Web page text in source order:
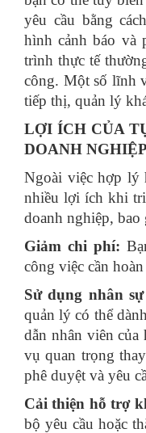
yêu cầu bằng
hình cảnh báo và
trình thực tế
công. Một số lĩnh
tiếp thị, quản lý
LỢI ÍCH CỦA
DOANH NGHIỆP
Ngoài việc hợp lý
nhiều lợi ích khi
doanh nghiệp, bao
Giảm chi phí:
công việc cần
Sử dụng nhân
quản lý có thể
dẫn nhân viên
vụ quan trọng
phê duyệt và yêu
Cải thiện hỗ trợ
bộ yêu cầu hoặc